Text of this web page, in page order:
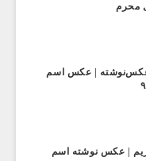
محرم
| عکس اسم
| عکس نوشته اسم